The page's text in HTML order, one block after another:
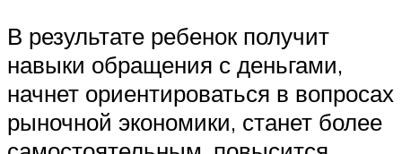
В результате ребенок получит
навыки обращения с деньгами,
начнет ориентироваться в вопросах
рыночной экономики, станет более